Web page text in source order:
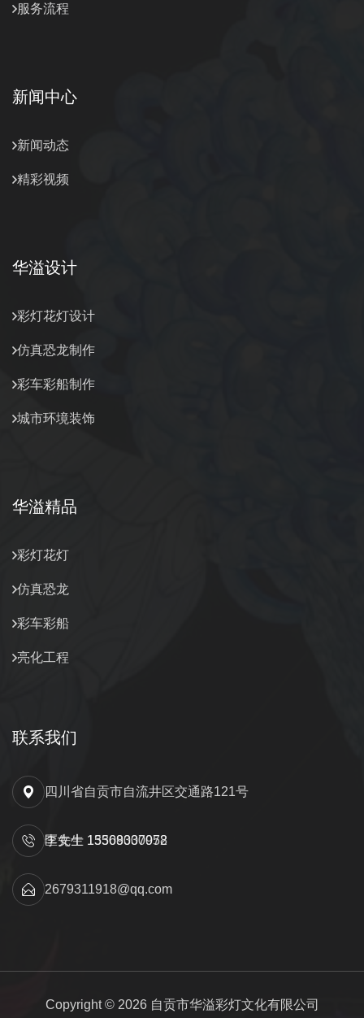
服务流程
新闻中心
新闻动态
精彩视频
华溢设计
彩灯花灯设计
仿真恐龙制作
彩车彩船制作
城市环境装饰
华溢精品
彩灯花灯
仿真恐龙
彩车彩船
亮化工程
联系我们
四川省自贡市自流井区交通路121号
匡先生 15309000052
李女士 13568337978
2679311918@qq.com
Copyright © 2026 自贡市华溢彩灯文化有限公司